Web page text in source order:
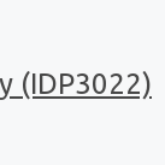
(IDP3022)